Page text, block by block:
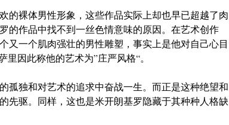
的裸体男性形象，这些作品实际上却也早已超越了肉
的作品中找不到一丝色情意味的原因。在艺术创作
又一个肌肉强壮的男性雕塑，事实上是他对自己心目
因此称他的艺术为”庄严风格“。
孤独和对艺术的追求中奋战一生。而正是这种绝望和
先驱。同样，这也是米开朗基罗隐藏于其种种人格缺